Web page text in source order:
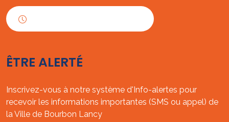
ÊTRE ALERTÉ
Inscrivez-vous à notre système d'Info-alertes pour
recevoir les informations importantes (SMS ou appel) de
la Ville de Bourbon Lancy